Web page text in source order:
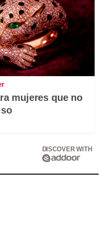
mujeres que no
DISCOVER WITH